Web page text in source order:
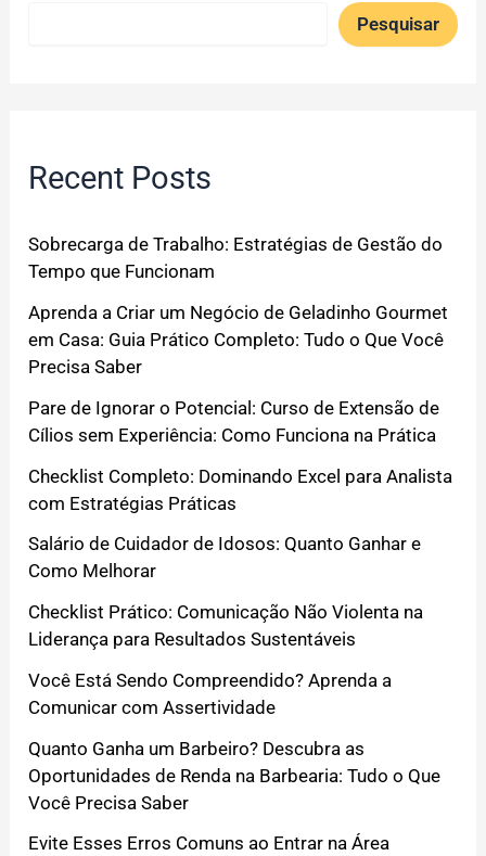
Pesquisar
Recent Posts
Sobrecarga de Trabalho: Estratégias de Gestão do
Tempo que Funcionam
Aprenda a Criar um Negócio de Geladinho Gourmet
em Casa: Guia Prático Completo: Tudo o Que Você
Precisa Saber
Pare de Ignorar o Potencial: Curso de Extensão de
Cílios sem Experiência: Como Funciona na Prática
Checklist Completo: Dominando Excel para Analista
com Estratégias Práticas
Salário de Cuidador de Idosos: Quanto Ganhar e
Como Melhorar
Checklist Prático: Comunicação Não Violenta na
Liderança para Resultados Sustentáveis
Você Está Sendo Compreendido? Aprenda a
Comunicar com Assertividade
Quanto Ganha um Barbeiro? Descubra as
Oportunidades de Renda na Barbearia: Tudo o Que
Você Precisa Saber
Evite Esses Erros Comuns ao Entrar na Área